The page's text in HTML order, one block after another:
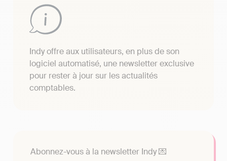
Indy offre aux utilisateurs, en plus de son
logiciel automatisé, une newsletter exclusive
pour rester à jour sur les actualités
comptables.
Abonnez-vous à la newsletter Indy 💌